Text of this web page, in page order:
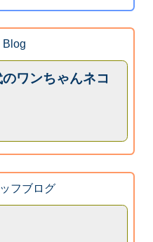
Blog
ワンちゃんネコ
フブログ